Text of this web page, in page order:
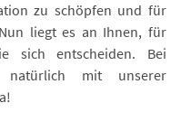
zu schöpfen und für
liegt es an Ihnen, für
sich entscheiden. Bei
natürlich mit unserer